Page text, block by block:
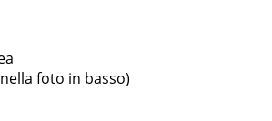
foto in basso)